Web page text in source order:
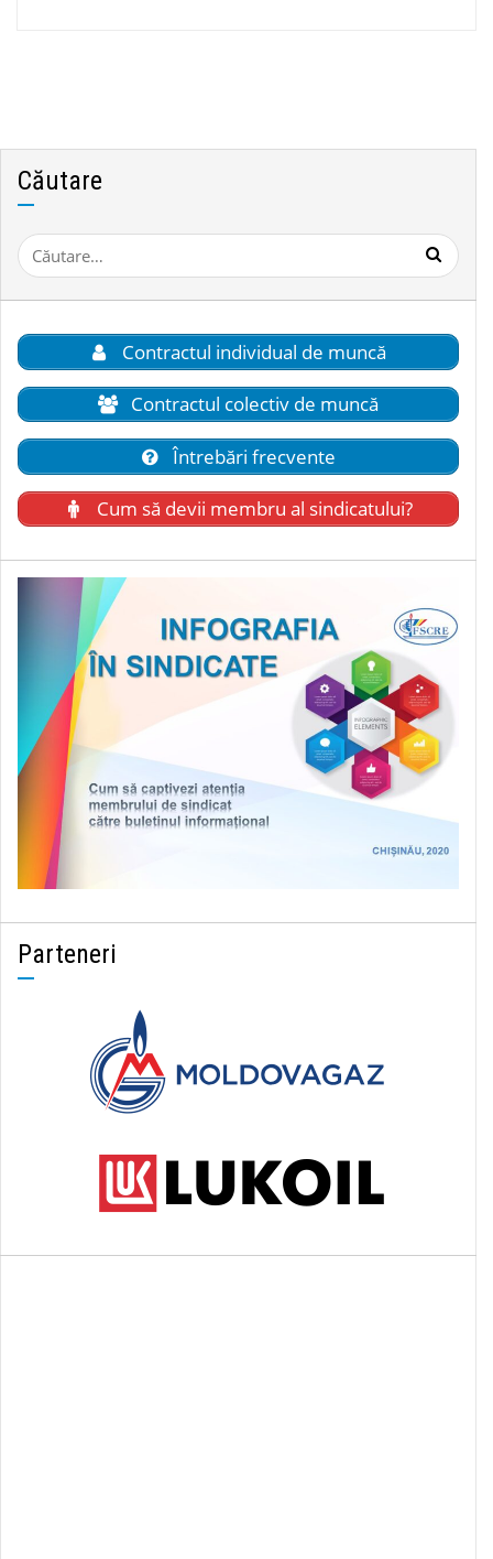
Căutare
Caută
după:
Contractul individual de muncă
Contractul colectiv de muncă
Întrebări frecvente
Cum să devii membru al sindicatului?
Parteneri